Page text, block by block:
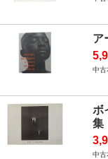
ア
中古
ボ
集
中古